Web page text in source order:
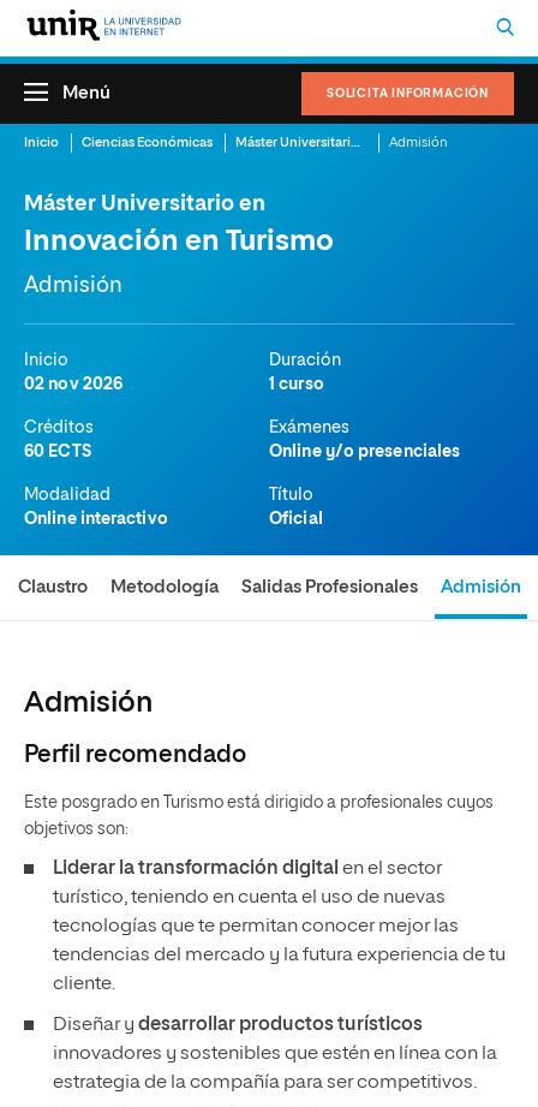
SOLICITA INFORMACIÓN
Menú
Inicio Ciencias Económicas Máster Universitario en Innovación en Turismo Admisión
Máster Universitario en
Innovación en Turismo
Admisión
Inicio
02 nov 2026
Duración
1 curso
Créditos
60 ECTS
Exámenes
Online y/o presenciales
Modalidad
Online interactivo
Título
Oficial
Claustro Metodología Salidas Profesionales Admisión
Admisión
Perfil recomendado
Este posgrado en Turismo está dirigido a profesionales cuyos
objetivos son:
Liderar la transformación digital en el sector
turístico, teniendo en cuenta el uso de nuevas
tecnologías que te permitan conocer mejor las
tendencias del mercado y la futura experiencia de tu
cliente.
Diseñar y desarrollar productos turísticos
innovadores y sostenibles que estén en línea con la
estrategia de la compañía para ser competitivos.